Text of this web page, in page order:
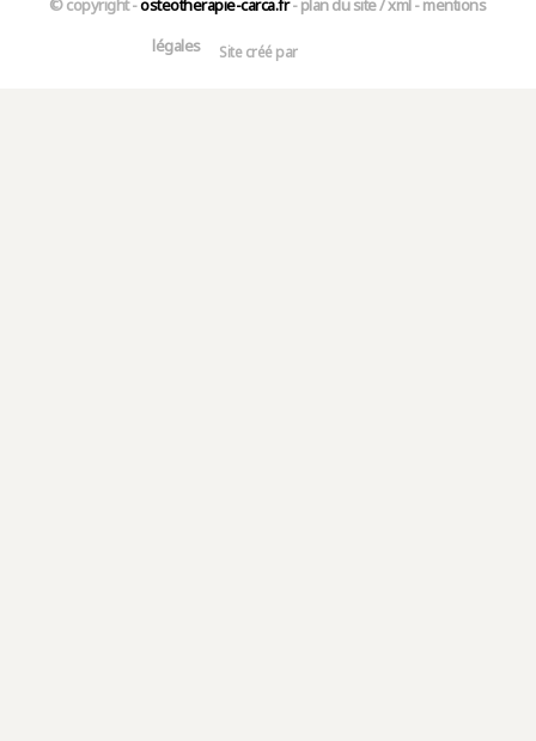
© copyright -osteotherapie-carca.fr-plan du site/xml-mentions
légales
Site créé par